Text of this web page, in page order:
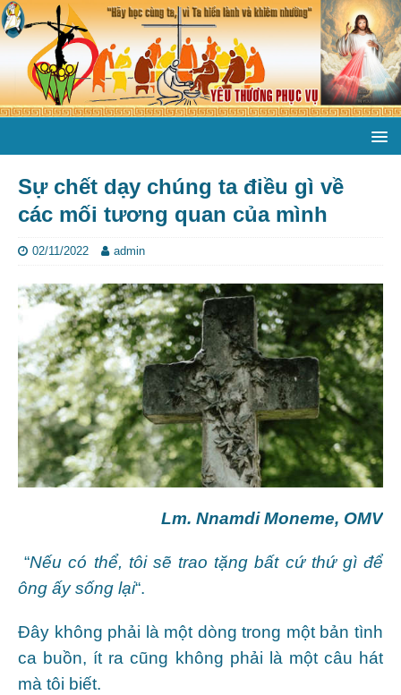
Sự chết dạy chúng ta điều gì về
các mối tương quan của mình
02/11/2022 admin
Lm. Nnamdi Moneme, OMV
“Nếu có thể, tôi sẽ trao tặng bất cứ thứ gì để
ông ấy sống lại“.
Đây không phải là một dòng trong một bản tình
ca buồn, ít ra cũng không phải là một câu hát
mà tôi biết.